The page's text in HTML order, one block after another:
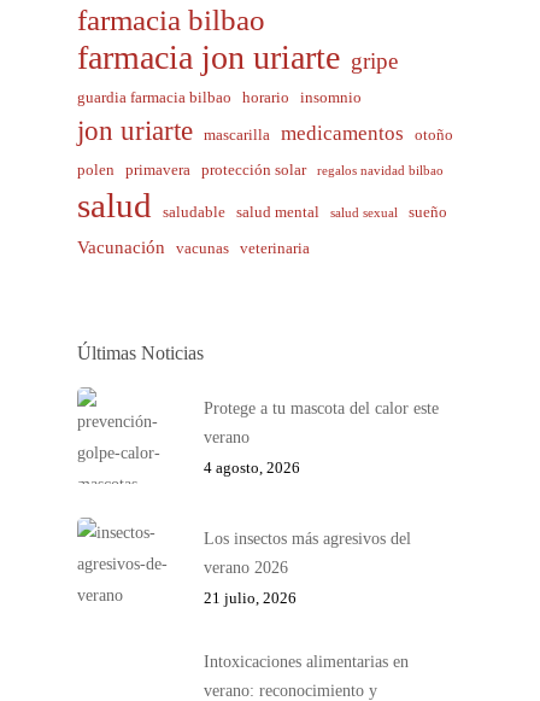
farmacia bilbao
farmacia jon uriarte gripe
guardia farmacia bilbao horario insomnio
jon uriarte mascarilla medicamentos
otoño
polen
primavera protección solar regalos navidad bilbao
salud saludable salud mental salud sexual sueño
Vacunación vacunas veterinaria
Últimas Noticias
Protege a tu mascota del calor este
verano
4 agosto, 2026
Los insectos más agresivos del
verano 2026
21 julio, 2026
Intoxicaciones alimentarias en
verano: reconocimiento y